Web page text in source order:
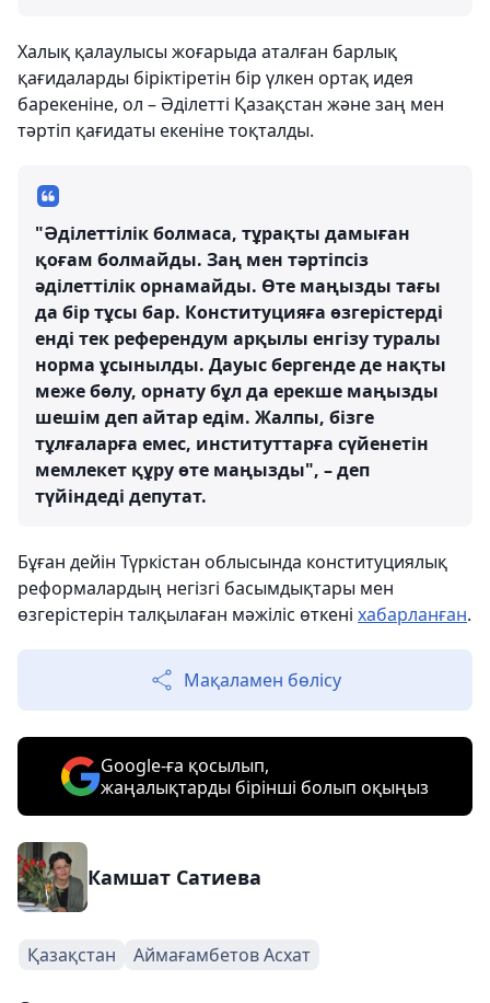
Халық қалаулысы жоғарыда аталған барлық
қағидаларды біріктіретін бір үлкен ортақ идея
барекеніне, ол – Әділетті Қазақстан және заң мен
тәртіп қағидаты екеніне тоқталды.
"Әділеттілік болмаса, тұрақты дамыған
қоғам болмайды. Заң мен тәртіпсіз
әділеттілік орнамайды. Өте маңызды тағы
да бір тұсы бар. Конституцияға өзгерістерді
енді тек референдум арқылы енгізу туралы
норма ұсынылды. Дауыс бергенде де нақты
меже бөлу, орнату бұл да ерекше маңызды
шешім деп айтар едім. Жалпы, бізге
тұлғаларға емес, институттарға сүйенетін
мемлекет құру өте маңызды", – деп
түйіндеді депутат.
Бұған дейін Түркістан облысында конституциялық
реформалардың негізгі басымдықтары мен
өзгерістерін талқылаған мәжіліс өткені хабарланған.
Мақаламен бөлісу
Google-ға қосылып,
жаңалықтарды бірінші болып оқыңыз
Камшат Сатиева
Қазақстан Аймағамбетов Асхат